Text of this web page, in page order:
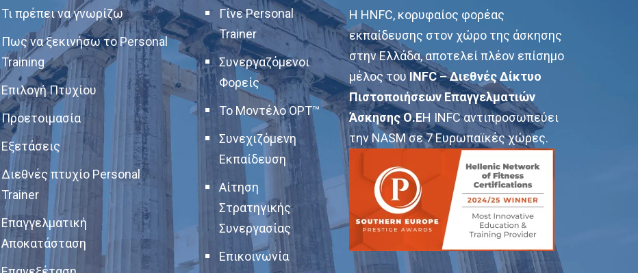
Τι πρέπει να γνωρίζω
Πως να ξεκινήσω το Personal
Training
Επιλογή Πτυχίου
Προετοιμασία
Εξετάσεις
Διεθνές πτυχίο Personal
Trainer
Επαγγελματική
Αποκατάσταση
Γίνε Personal
Trainer
Συνεργαζόμενοι
Φορείς
Το Μοντέλο OPT™
Συνεχιζόμενη
Εκπαίδευση
Αίτηση
Στρατηγικής
Συνεργασίας
Επικοινωνία
Η HNFC, κορυφαίος φορέας
εκπαίδευσης στον χώρο της άσκησης
στην Ελλάδα, αποτελεί πλέον επίσημο
μέλος τουINFC – Διεθνές Δίκτυο
Πιστοποιήσεων Επαγγελματιών
Άσκησης Ο.ΕΗ INFC αντιπροσωπεύει
την NASM σε 7 Ευρωπαϊκές χώρες.